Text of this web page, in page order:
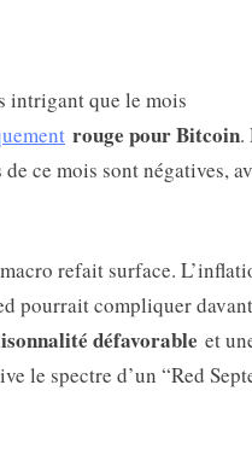
intrigant que le mois
rouge pour Bitcoin.
ce mois sont négatives,
refait surface.
pourrait compliquer
défavorable et
le spectre d’un “Red